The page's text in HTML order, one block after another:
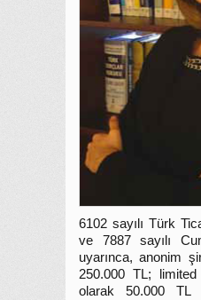
6102 sayılı Türk
ve 7887 sayılı
uyarınca, anonim
250.000 TL;
olarak 50.000